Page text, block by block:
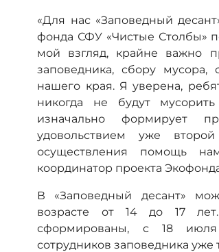
«Для нас «Заповедный
фонда СФУ «Чистые Столбы»
мой взгляд, крайне важно
заповедника, сбору
нашего края. Я уверена,
никогда не будут
изначально формирует
удовольствием уже
осуществления помощь
координатор проекта
В «Заповедный десант»
возрасте от 14 до 17
сформированы, с 18
сотрудников заповедника уже